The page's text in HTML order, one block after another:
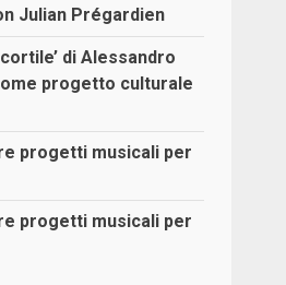
Julian Prégardien
di Alessandro
progetto culturale
progetti musicali per
progetti musicali per